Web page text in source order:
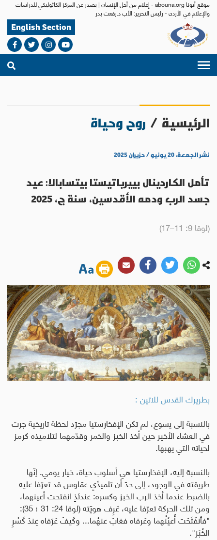
موقع أبونا abouna.org - إعلام من أجل الإنسان | يصدر عن المركز الكاثوليكي للدراسات
والإعلام في الأردن - رئيس التحرير: الأب د.رفعت بدر
English Section
الرئيسية / روح وحياة
نشر الجمعة، ٢٠ يونيو / حزيران ٢٠٢٥
تأمل الكاردينال بييرباتيستا بيتسابالا: عيد
جسد الرب ودمه الأقدسين، سنة ج، 2025
(لوقا 9: 11–17)
بطريرك القدس للاتين :
بالنسبة إلى يسوع، لم تكن الإفخارستيا مجرّد لحظة تاريخية جرت
في العشاء الأخير حين أخذ الخبز والخمر وقدّمهما لتلاميذه كرمز
لحياته التي يهبها.
بالنسبة إليه، الإفخارستيا هي أسلوب حياة، خيار يومي. إنّها
طريقته في الوجود، إلى حدّ أن تلميذَي عمّاوس قد تعرّفا عليه
بالضبط عندما أخذ الرب الخبز وكسره: عندئذٍ انفتحت أعينهما،
ومن تلك الحركة تعرّفا عليه، عَرِف هويّته (لوقا 24: 31 ؛ 35):
"فٱنفَتَحَت أَعيُنُهما وعَرفاه فغابَ عنهُما... وكَيفَ عَرَفاه عِندَ كَسْرِ
الخُبْز".